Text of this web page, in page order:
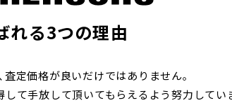
れる3つの理由
査定価格が良いだけではありません｡
して手放して頂いてもらえるよう努力してい